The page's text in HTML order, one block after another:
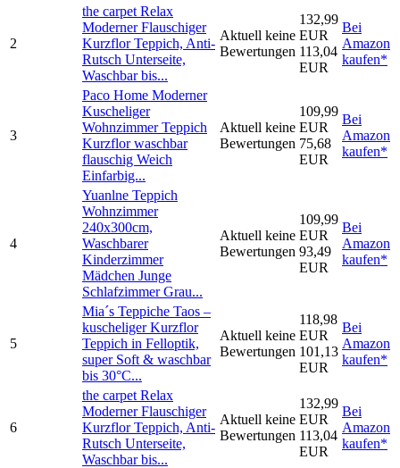
2
the carpet Relax
Moderner Flauschiger
Kurzflor Teppich, Anti-
Rutsch Unterseite,
Waschbar bis...
Aktuell keine
Bewertungen
132,99
EUR
113,04
EUR
Bei
Amazon
kaufen*
3
Paco Home Moderner
Kuscheliger
Wohnzimmer Teppich
Kurzflor waschbar
flauschig Weich
Einfarbig...
Aktuell keine
Bewertungen
109,99
EUR
75,68
EUR
Bei
Amazon
kaufen*
4
Yuanlne Teppich
Wohnzimmer
240x300cm,
Waschbarer
Kinderzimmer
Mädchen Junge
Schlafzimmer Grau...
Aktuell keine
Bewertungen
109,99
EUR
93,49
EUR
Bei
Amazon
kaufen*
5
Mia´s Teppiche Taos –
kuscheliger Kurzflor
Teppich in Felloptik,
super Soft & waschbar
bis 30°C...
Aktuell keine
Bewertungen
118,98
EUR
101,13
EUR
Bei
Amazon
kaufen*
6
the carpet Relax
Moderner Flauschiger
Kurzflor Teppich, Anti-
Rutsch Unterseite,
Waschbar bis...
Aktuell keine
Bewertungen
132,99
EUR
113,04
EUR
Bei
Amazon
kaufen*